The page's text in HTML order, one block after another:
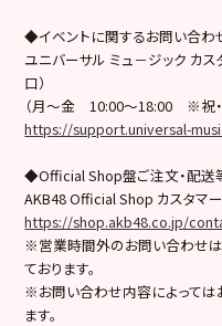
◆イベントに関するお問い合わ
ユニバーサル ミュ－ジック カ
口）
（月～金 10:00～18:00 ※祝・
https://support.universal-
◆Official Shop盤ご注文・配送
AKB48 Official Shop カスタマ
https://shop.akb48.co.jp/
※営業時間外のお問い合わせ
ております。
※お問い合わせ内容によっては
ます。